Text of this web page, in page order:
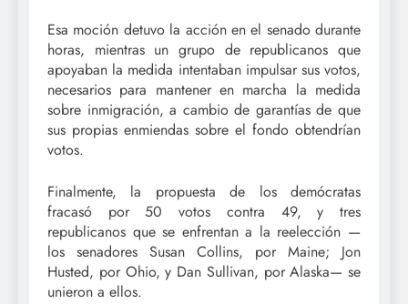
Esa moción detuvo la acción en el senado durante
horas, mientras un grupo de republicanos que
apoyaban la medida intentaban impulsar sus votos,
necesarios para mantener en marcha la medida
sobre inmigración, a cambio de garantías de que
sus propias enmiendas sobre el fondo obtendrían
votos.
Finalmente, la propuesta de los demócratas
fracasó por 50 votos contra 49, y tres
republicanos que se enfrentan a la reelección —
los senadores Susan Collins, por Maine; Jon
Husted, por Ohio, y Dan Sullivan, por Alaska— se
unieron a ellos.